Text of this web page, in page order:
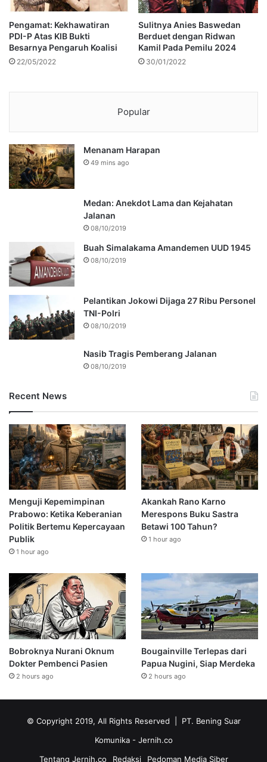
Pengamat: Kekhawatiran
PDI-P Atas KIB Bukti
Besarnya Pengaruh Koalisi
22/05/2022
Sulitnya Anies Baswedan
Berduet dengan Ridwan
Kamil Pada Pemilu 2024
30/01/2022
Popular
Menanam Harapan
49 mins ago
Medan: Anekdot Lama dan Kejahatan
Jalanan
08/10/2019
Buah Simalakama Amandemen UUD 1945
08/10/2019
Pelantikan Jokowi Dijaga 27 Ribu Personel
TNI-Polri
08/10/2019
Nasib Tragis Pemberang Jalanan
08/10/2019
Recent News
Menguji Kepemimpinan
Prabowo: Ketika Keberanian
Politik Bertemu Kepercayaan
Publik
1 hour ago
Akankah Rano Karno
Merespons Buku Sastra
Betawi 100 Tahun?
1 hour ago
Bobroknya Nurani Oknum
Dokter Pembenci Pasien
2 hours ago
Bougainville Terlepas dari
Papua Nugini, Siap Merdeka
2 hours ago
© Copyright 2019, All Rights Reserved | PT. Bening Suar
Komunika - Jernih.co
Tentang Jernih.co
Redaksi Pedoman Media Siber